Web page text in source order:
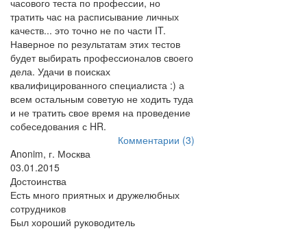
часового теста по профессии, но
тратить час на расписывание личных
качеств... это точно не по части IT.
Наверное по результатам этих тестов
будет выбирать профессионалов своего
дела. Удачи в поисках
квалифицированного специалиста :) а
всем остальным советую не ходить туда
и не тратить свое время на проведение
собеседования с HR.
Комментарии (3)
Anonim, г. Москва
03.01.2015
Достоинства
Есть много приятных и дружелюбных
сотрудников
Был хороший руководитель